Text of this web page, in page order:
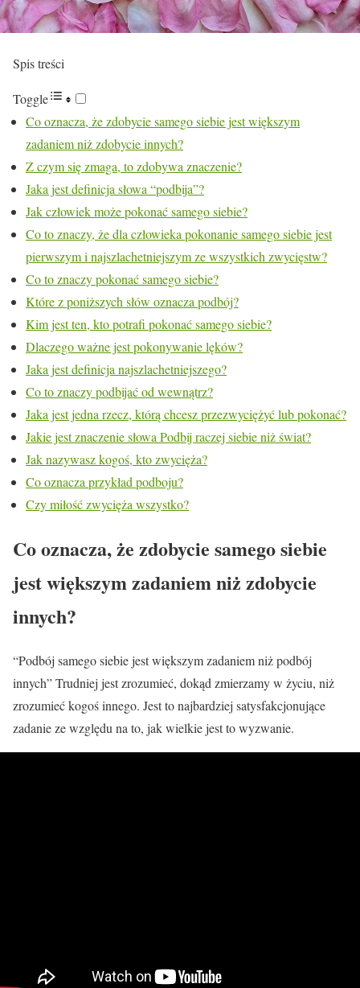
Spis treści
Toggle
Co oznacza, że zdobycie samego siebie jest większym
zadaniem niż zdobycie innych?
Z czym się zmaga, to zdobywa znaczenie?
Jaka jest definicja słowa “podbija”?
Jak człowiek może pokonać samego siebie?
Co to znaczy, że dla człowieka pokonanie samego siebie jest
pierwszym i najszlachetniejszym ze wszystkich zwycięstw?
Co to znaczy pokonać samego siebie?
Które z poniższych słów oznacza podbój?
Kim jest ten, kto potrafi pokonać samego siebie?
Dlaczego ważne jest pokonywanie lęków?
Jaka jest definicja najszlachetniejszego?
Co to znaczy podbijać od wewnątrz?
Jaka jest jedna rzecz, którą chcesz przezwyciężyć lub pokonać?
Jakie jest znaczenie słowa Podbij raczej siebie niż świat?
Jak nazywasz kogoś, kto zwycięża?
Co oznacza przykład podboju?
Czy miłość zwycięża wszystko?
Co oznacza, że zdobycie samego siebie
jest większym zadaniem niż zdobycie
innych?
“Podbój samego siebie jest większym zadaniem niż podbój
innych” Trudniej jest zrozumieć, dokąd zmierzamy w życiu, niż
zrozumieć kogoś innego. Jest to najbardziej satysfakcjonujące
zadanie ze względu na to, jak wielkie jest to wyzwanie.